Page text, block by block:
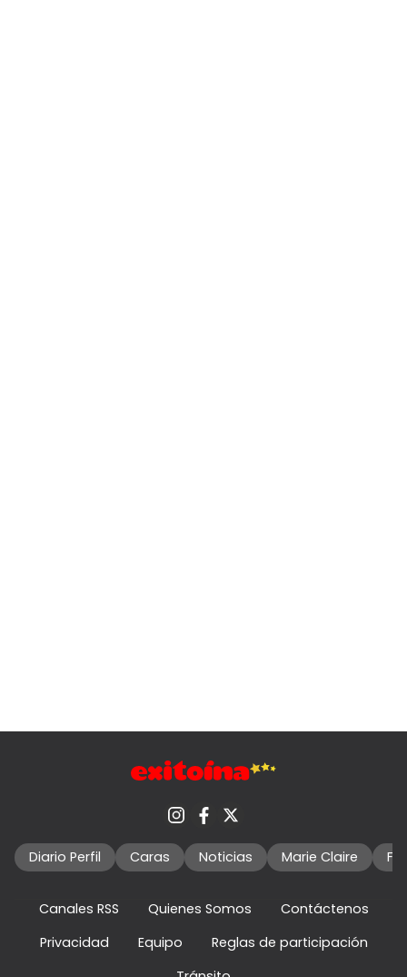
Diario Perfil Caras Noticias Marie Claire
Canales RSS Quienes Somos
Contáctenos
Privacidad
Equipo
Reglas de participación